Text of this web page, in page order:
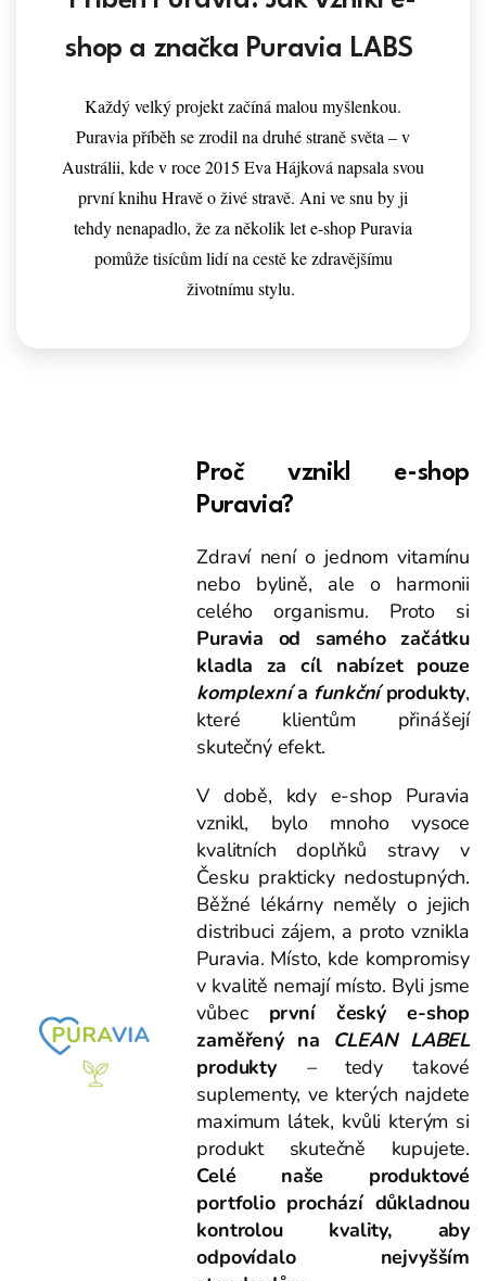
shop a značka Puravia LABS
Každý velký projekt začíná malou myšlenkou.
Puravia příběh se zrodil na druhé straně světa – v
Austrálii, kde v roce 2015 Eva Hájková napsala svou
první knihu Hravě o živé stravě. Ani ve snu by ji
tehdy nenapadlo, že za několik let e-shop Puravia
pomůže tisícům lidí na cestě ke zdravějšímu
životnímu stylu.
Proč vznikl e-shop
Puravia?
Zdraví není o jednom vitamínu
nebo bylině, ale o harmonii
celého organismu. Proto si
Puravia od samého začátku
kladla za cíl nabízet pouze
komplexnía funkčníprodukty,
které klientům přinášejí
skutečný efekt.
V době, kdy e-shop Puravia
vznikl, bylo mnoho vysoce
kvalitních doplňků stravy v
Česku prakticky nedostupných.
Běžné lékárny neměly o jejich
distribuci zájem, a proto vznikla
Puravia. Místo, kde kompromisy
v kvalitě nemají místo. Byli jsme
vůbec první český e-shop
zaměřený na CLEAN LABEL
produkty– tedy takové
suplementy, ve kterých najdete
maximum látek, kvůli kterým si
produkt skutečně kupujete.
Celé naše produktové
portfolio prochází důkladnou
kontrolou kvality, aby
odpovídalo nejvyšším